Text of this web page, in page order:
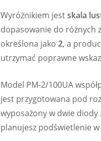
Wyróżnikiem jestskala
dopasowanie do różnych
określona jako 2, a
utrzymać poprawne
Model PM-2/100UA
jest przygotowana pod
wyposażony w dwie
planujesz podświetlenie